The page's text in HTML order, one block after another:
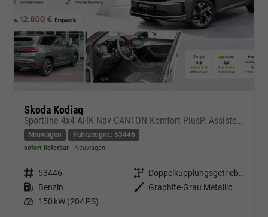
Skoda Kodiaq
Sportline 4x4 AHK Nav CANTON Komfort PlusP. AssistenzP
Neuwagen Fahrzeugnr.: 53446
sofort lieferbar Neuwagen
Fahrzeugnr. 53446 Getriebe
Doppelkupplungsgetriebe (DSG)
Kraftstoff Benzin Außenfarbe
Graphite-Grau Metallic
Leistung 150 kW (204 PS)